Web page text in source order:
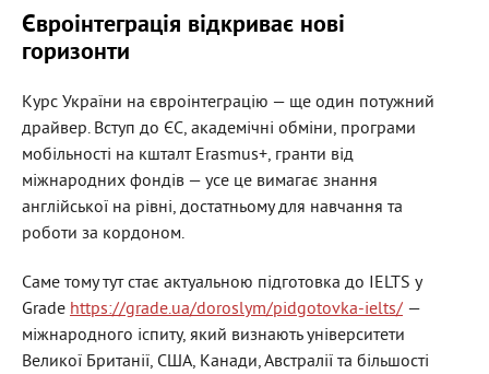
Євроінтеграція відкриває нові
горизонти
Курс України на євроінтеграцію — ще один потужний
драйвер. Вступ до ЄС, академічні обміни, програми
мобільності на кшталт Erasmus+, гранти від
міжнародних фондів — усе це вимагає знання
англійської на рівні, достатньому для навчання та
роботи за кордоном.
Саме тому тут стає актуальною підготовка до IELTS у
Grade https://grade.ua/doroslym/pidgotovka-ielts/ —
міжнародного іспиту, який визнають університети
Великої Британії, США, Канади, Австралії та більшості